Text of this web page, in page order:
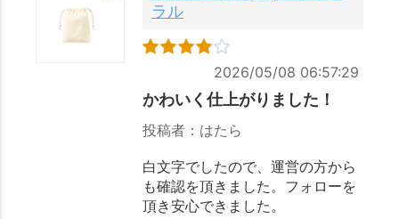
ラル
2026/05/08 06:57:29
かわいく仕上がりました！
投稿者：はたら
白文字でしたので、運営の方から
も確認を頂きました。フォローを
頂き安心できました。